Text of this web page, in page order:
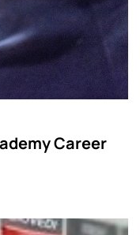
Career